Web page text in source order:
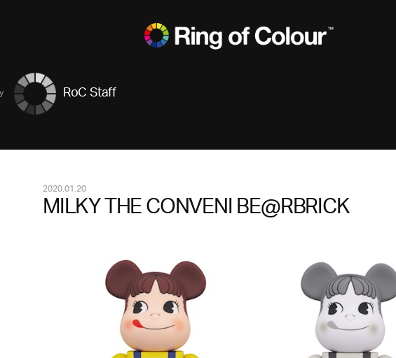
RoC Staff
2020.01.20
MILKY THE CONVENI BE@RBRICK